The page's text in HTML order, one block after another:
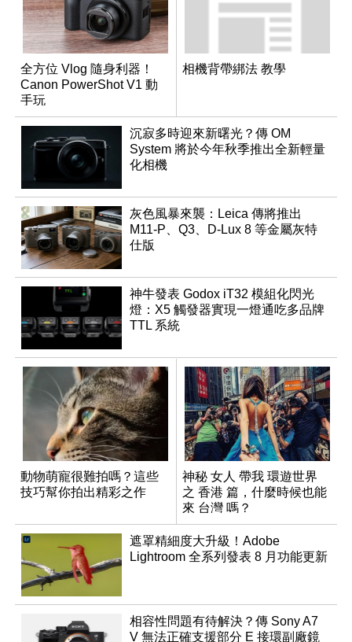
全方位 Vlog 隨身利器！
Canon PowerShot V1 動
手玩
相機背帶綁法 教學
沉寂多時迎來新曙光？傳 OM
System 將於今年秋季推出全新輕量
化相機
灰色風暴來襲：Leica 傳將推出
M11-P、Q3、D-Lux 8 等金屬灰特
仕版
神牛發表 Godox iT32 模組化閃光
燈：X5 觸發器實現一燈通吃多品牌
TTL 系統
動物萌寵很難拍嗎？這些
技巧幫你拍出精彩之作
神秘 女人 帶我 環遊世界
之 香港 篇，什麼時候也能
來 台灣 嗎？
遮罩精細度大升級！Adobe
Lightroom 全系列發表 8 月功能更新
相容性問題有待解決？傳 Sony A7
V 無法正確支援部分 E 接環副廠鏡